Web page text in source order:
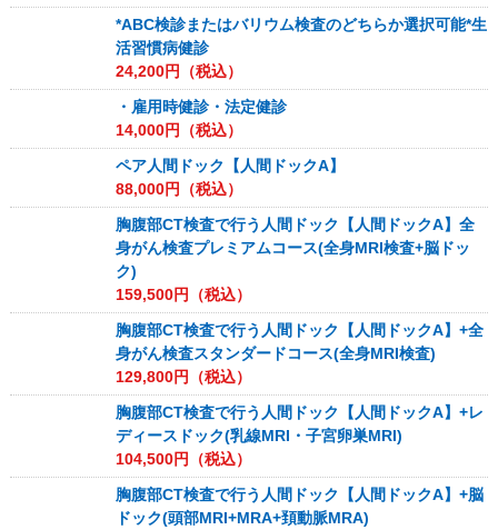
*ABC検診またはバリウム検査のどちらか選択可能*生
活習慣病健診
24,200円（税込）
・雇用時健診・法定健診
14,000円（税込）
ペア人間ドック【人間ドックA】
88,000円（税込）
胸腹部CT検査で行う人間ドック【人間ドックA】全
身がん検査プレミアムコース(全身MRI検査+脳ドッ
ク)
159,500円（税込）
胸腹部CT検査で行う人間ドック【人間ドックA】+全
身がん検査スタンダードコース(全身MRI検査)
129,800円（税込）
胸腹部CT検査で行う人間ドック【人間ドックA】+レ
ディースドック(乳線MRI・子宮卵巣MRI)
104,500円（税込）
胸腹部CT検査で行う人間ドック【人間ドックA】+脳
ドック(頭部MRI+MRA+頚動脈MRA)